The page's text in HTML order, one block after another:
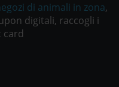
di animali in zona,
digitali, raccogli i
card